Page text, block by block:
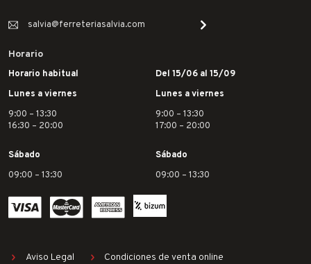
salvia@ferreteriasalvia.com
Horario
Horario habitual
Lunes a viernes
9:00 – 13:30
16:30 – 20:00
Sábado
09:00 – 13:30
Del 15/06 al 15/09
Lunes a viernes
9:00 – 13:30
17:00 – 20:00
Sábado
09:00 – 13:30
Aviso Legal Condiciones de venta online